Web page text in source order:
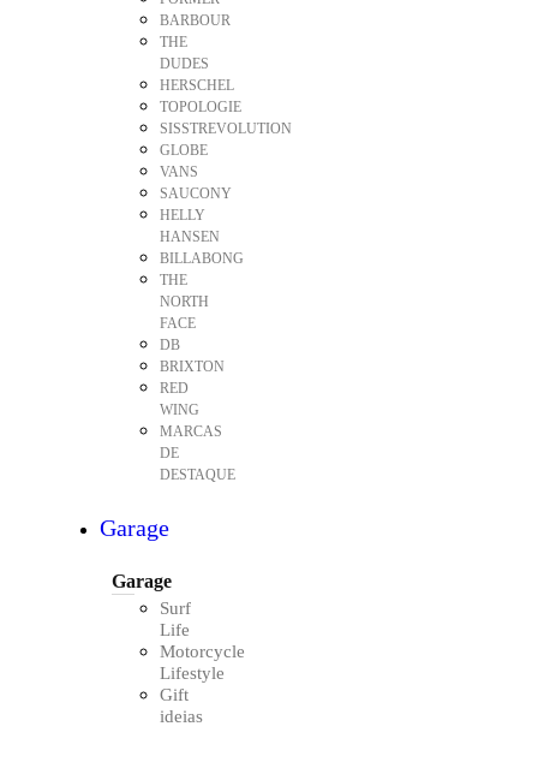
BARBOUR
THE
DUDES
HERSCHEL
TOPOLOGIE
SISSTREVOLUTION
GLOBE
VANS
SAUCONY
HELLY
HANSEN
BILLABONG
THE
NORTH
FACE
DB
BRIXTON
RED
WING
MARCAS
DE
DESTAQUE
Garage
Garage
Surf
Life
Motorcycle
Lifestyle
Gift
ideias